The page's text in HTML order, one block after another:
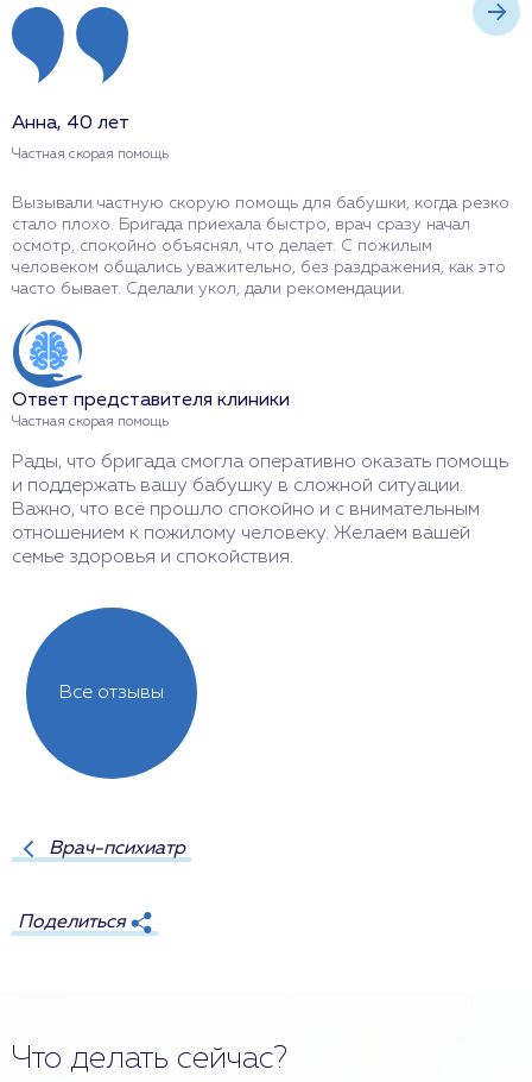
Анна, 40 лет
Частная скорая помощь
Вызывали частную скорую помощь для бабушки, когда резко
стало плохо. Бригада приехала быстро, врач сразу начал
осмотр, спокойно объяснял, что делает. С пожилым
человеком общались уважительно, без раздражения, как это
часто бывает. Сделали укол, дали рекомендации.
Ответ представителя клиники
Частная скорая помощь
Рады, что бригада смогла оперативно оказать помощь
и поддержать вашу бабушку в сложной ситуации.
Важно, что всё прошло спокойно и с внимательным
отношением к пожилому человеку. Желаем вашей
семье здоровья и спокойствия.
Все отзывы
Врач-психиатр
Поделиться
Что делать сейчас?